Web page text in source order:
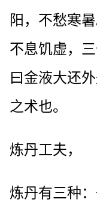
阳，不愁寒
不息饥虚，
曰金液大还
之术也。
炼丹工夫，
炼丹有三种